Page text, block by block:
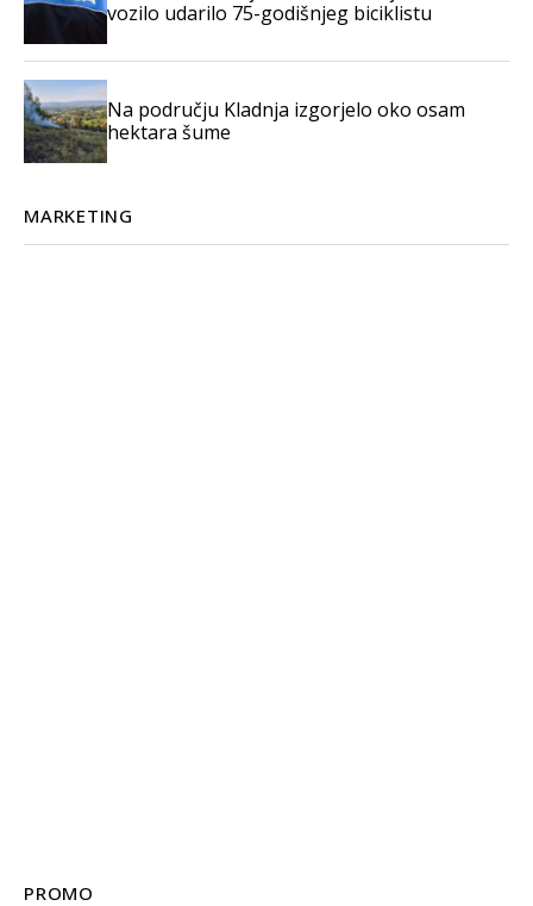
vozilo udarilo 75-godišnjeg biciklistu
Na području Kladnja izgorjelo oko osam
hektara šume
MARKETING
PROMO